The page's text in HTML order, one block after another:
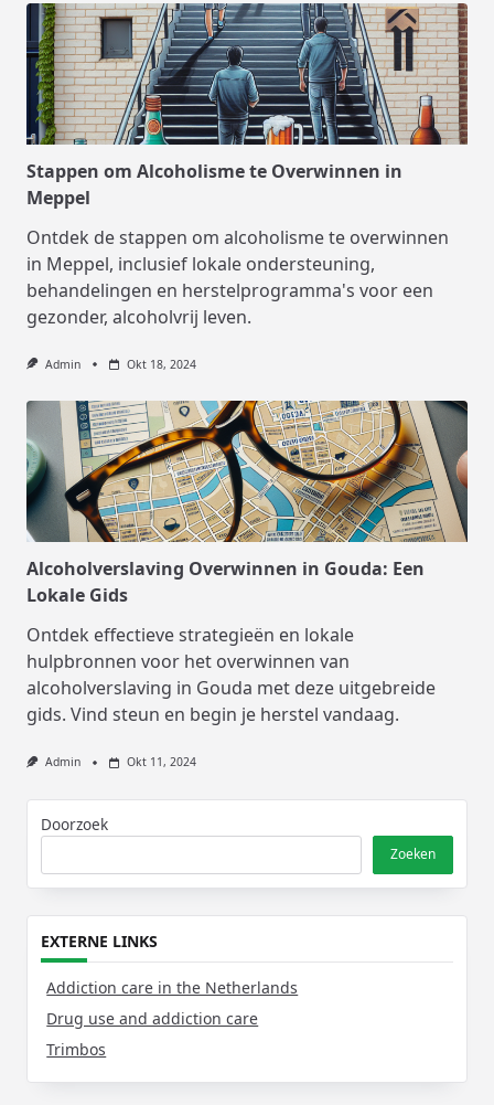
Stappen om Alcoholisme te Overwinnen in
Meppel
Ontdek de stappen om alcoholisme te overwinnen
in Meppel, inclusief lokale ondersteuning,
behandelingen en herstelprogramma's voor een
gezonder, alcoholvrij leven.
Admin Okt 18, 2024
Alcoholverslaving Overwinnen in Gouda: Een
Lokale Gids
Ontdek effectieve strategieën en lokale
hulpbronnen voor het overwinnen van
alcoholverslaving in Gouda met deze uitgebreide
gids. Vind steun en begin je herstel vandaag.
Admin Okt 11, 2024
Doorzoek
Zoeken
EXTERNE LINKS
Addiction care in the Netherlands
Drug use and addiction care
Trimbos